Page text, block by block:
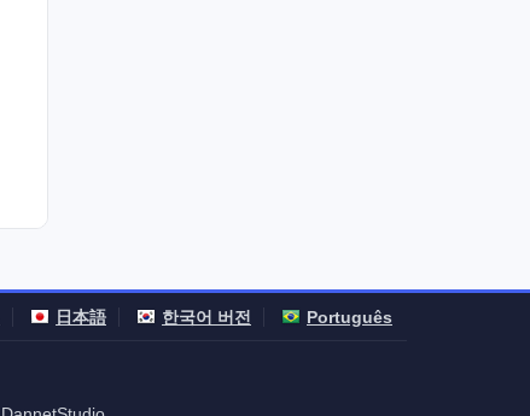
日本語 한국어 버전 Português